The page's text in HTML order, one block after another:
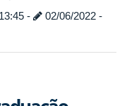
-
02/06/2022 -